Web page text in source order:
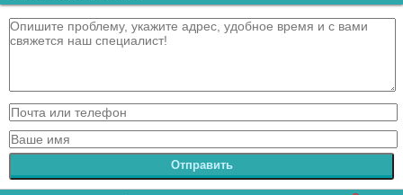
Отправить